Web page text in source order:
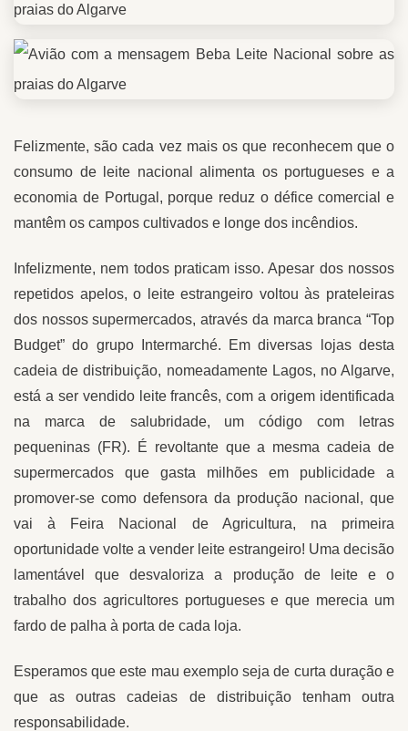
Felizmente, são cada vez mais os que reconhecem que o
consumo de leite nacional alimenta os portugueses e a
economia de Portugal, porque reduz o défice comercial e
mantêm os campos cultivados e longe dos incêndios.
Infelizmente, nem todos praticam isso. Apesar dos nossos
repetidos apelos, o leite estrangeiro voltou às prateleiras
dos nossos supermercados, através da marca branca “Top
Budget” do grupo Intermarché. Em diversas lojas desta
cadeia de distribuição, nomeadamente Lagos, no Algarve,
está a ser vendido leite francês, com a origem identificada
na marca de salubridade, um código com letras
pequeninas (FR). É revoltante que a mesma cadeia de
supermercados que gasta milhões em publicidade a
promover-se como defensora da produção nacional, que
vai à Feira Nacional de Agricultura, na primeira
oportunidade volte a vender leite estrangeiro! Uma decisão
lamentável que desvaloriza a produção de leite e o
trabalho dos agricultores portugueses e que merecia um
fardo de palha à porta de cada loja.
Esperamos que este mau exemplo seja de curta duração e
que as outras cadeias de distribuição tenham outra
responsabilidade.